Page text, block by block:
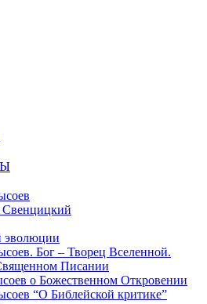
Свенцицкий
эволюции
Бог – Творец Вселенной.
Писании
о Божественном Откровении
“О Библейской критике”